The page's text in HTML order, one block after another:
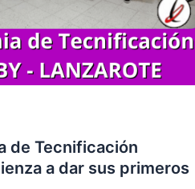
de Tecnificación
a dar sus primeros